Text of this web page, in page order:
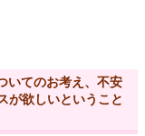
いてのお考え、不安
が欲しいということ